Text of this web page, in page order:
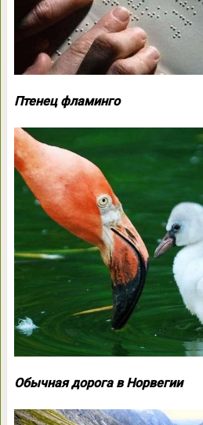
Птенец фламинго
Обычная дорога в Норвегии